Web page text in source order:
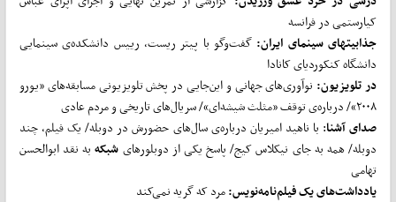
کیارستمی در فرانسه
جذابیتهای سینمای ایران:گفت‌وگو با پیتر ریست، رییس دانشکده‌ی سینمایی
دانشگاه کنکوردیای کانادا
در تلویزیون:نوآوری‌های جهانی و این‌جایی در پخش تلویزیونی مسابقه‌های «یورو
۲۰۰۸»/ درباره‌ی توقف «مثلث شیشه‌ای»/ سریال‌های تاریخی و مردم عادی
صدای آشنا: با ناهید امیریان درباره‌ی سال‌های حضورش در دوبله/ یک فیلم، چند
دوبله/ همه به جای نیکلاس کیج/ پاسخ یکی از دوبلورهایشبکهبه نقد ابوالحسن
تهامی
یادداشت‌های یک فیلم‌نامه‌نویس:مرد که گریه نمی‌کند